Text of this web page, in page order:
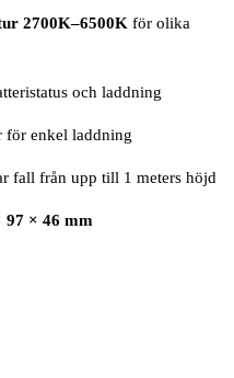
2700K–6500K för olika
och laddning
för enkel laddning
fall från upp till 1 meters höjd
97 × 46 mm